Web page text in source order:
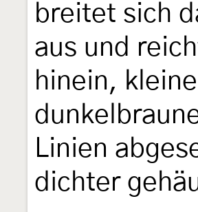
breitet sich
aus und
hinein,
Linien
dichter